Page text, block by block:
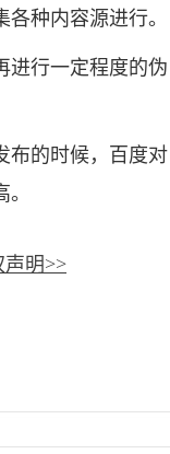
种内容源进行。
行一定程度的伪
的时候，百度对
声明>>